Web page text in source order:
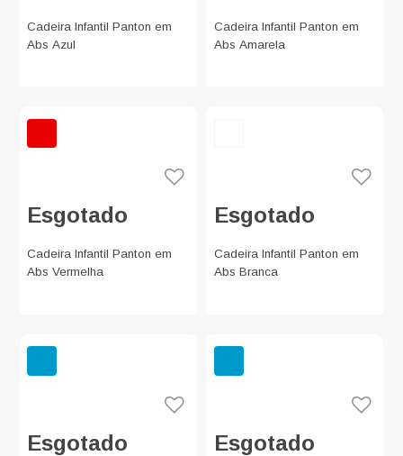
Cadeira Infantil Panton em
Abs Azul
Cadeira Infantil Panton em
Abs Amarela
Esgotado
Cadeira Infantil Panton em
Abs Vermelha
Esgotado
Cadeira Infantil Panton em
Abs Branca
Esgotado Esgotado